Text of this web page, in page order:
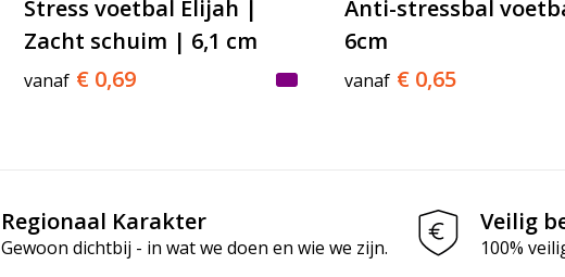
Stress voetbal Elijah |
Zacht schuim | 6,1 cm
vanaf € 0,69
Anti-stressbal
6cm
vanaf € 0,65
Regionaal Karakter
Gewoon dichtbij - in wat we doen en wie we zijn.
Veilig
100%